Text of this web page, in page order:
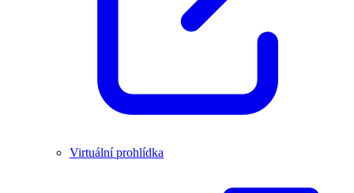
Virtuální prohlídka